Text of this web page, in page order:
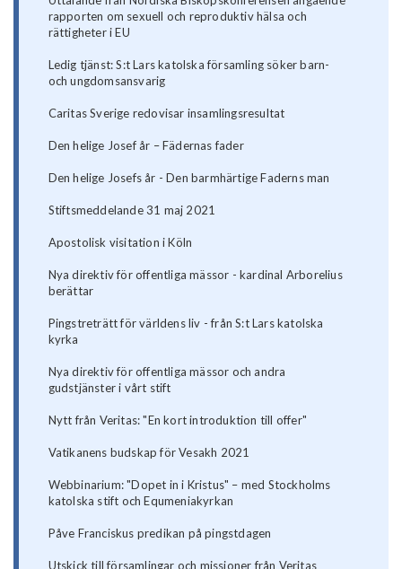
rapporten om sexuell och reproduktiv hälsa och
rättigheter i EU
Ledig tjänst: S:t Lars katolska församling söker barn-
och ungdomsansvarig
Caritas Sverige redovisar insamlingsresultat
Den helige Josef år – Fädernas fader
Den helige Josefs år - Den barmhärtige Faderns man
Stiftsmeddelande 31 maj 2021
Apostolisk visitation i Köln
Nya direktiv för offentliga mässor - kardinal Arborelius
berättar
Pingstreträtt för världens liv - från S:t Lars katolska
kyrka
Nya direktiv för offentliga mässor och andra
gudstjänster i vårt stift
Nytt från Veritas: "En kort introduktion till offer"
Vatikanens budskap för Vesakh 2021
Webbinarium: "Dopet in i Kristus" – med Stockholms
katolska stift och Equmeniakyrkan
Påve Franciskus predikan på pingstdagen
Utskick till församlingar och missioner från Veritas